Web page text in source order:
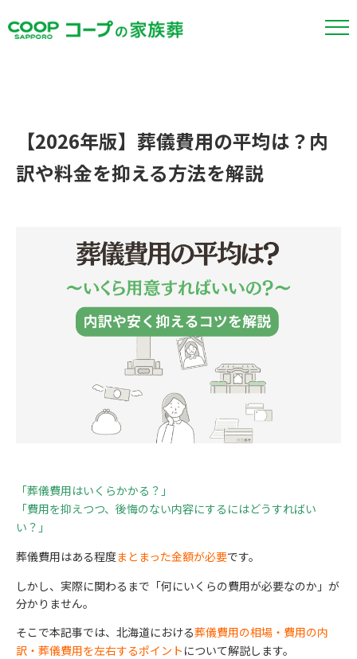
【2026年版】葬儀費用の平均は？内
訳や料金を抑える方法を解説
「葬儀費用はいくらかかる？」
「費用を抑えつつ、後悔のない内容にするにはどうすればい
い？」
葬儀費用はある程度まとまった金額が必要です。
しかし、実際に関わるまで 「何にいくらの費用が必要なのか」 が
分かりません。
そこで本記事では、北海道における葬儀費用の相場・費用の内
訳・葬儀費用を左右するポイント について解説します。